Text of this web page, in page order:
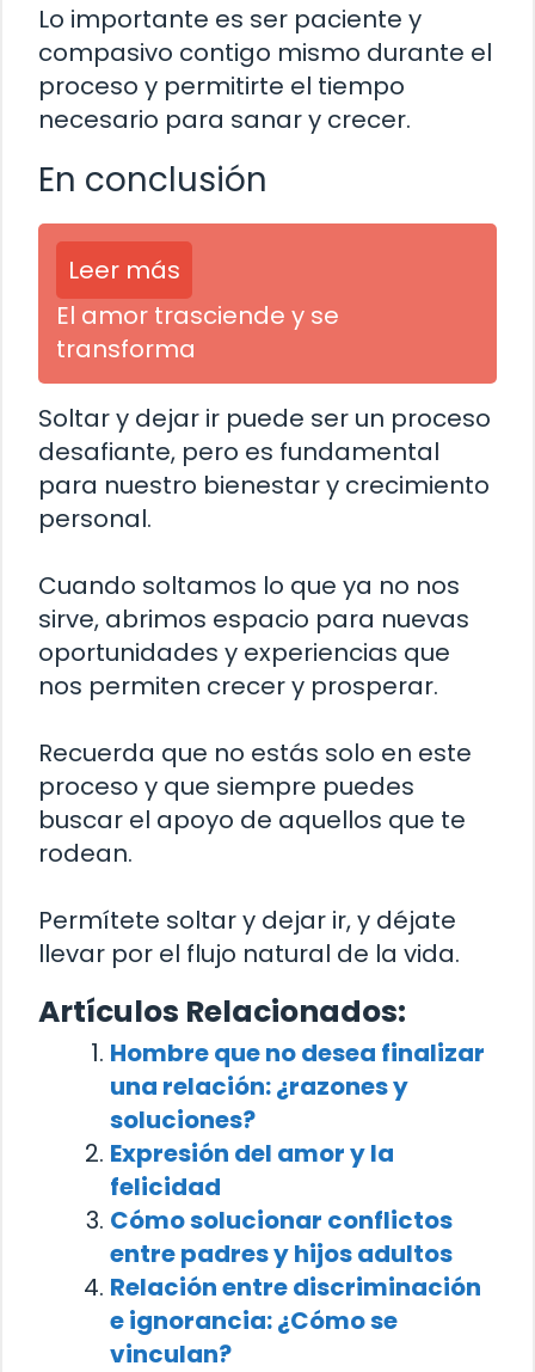
Lo importante es ser paciente y
compasivo contigo mismo durante el
proceso y permitirte el tiempo
necesario para sanar y crecer.
En conclusión
Leer más
El amor trasciende y se
transforma
Soltar y dejar ir puede ser un proceso
desafiante, pero es fundamental
para nuestro bienestar y crecimiento
personal.
Cuando soltamos lo que ya no nos
sirve, abrimos espacio para nuevas
oportunidades y experiencias que
nos permiten crecer y prosperar.
Recuerda que no estás solo en este
proceso y que siempre puedes
buscar el apoyo de aquellos que te
rodean.
Permítete soltar y dejar ir, y déjate
llevar por el flujo natural de la vida.
Artículos Relacionados:
Hombre que no desea finalizar
una relación: ¿razones y
soluciones?
Expresión del amor y la
felicidad
Cómo solucionar conflictos
entre padres y hijos adultos
Relación entre discriminación
e ignorancia: ¿Cómo se
vinculan?